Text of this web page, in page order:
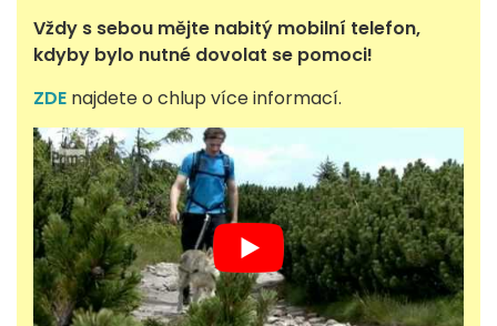
Vždy s sebou mějte nabitý mobilní telefon,
kdyby bylo nutné dovolat se pomoci!
ZDE najdete o chlup více informací.